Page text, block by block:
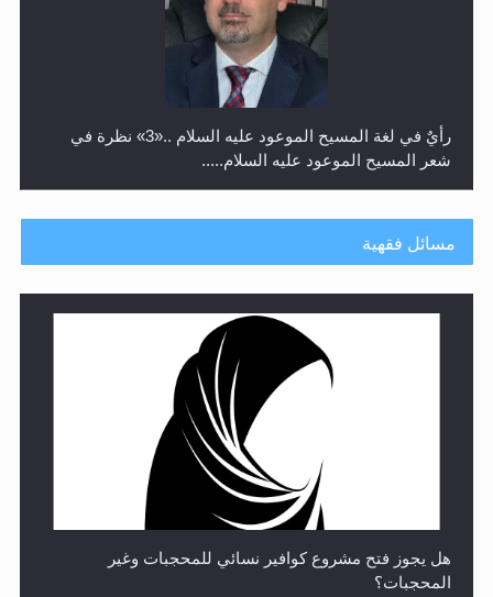
رأيٌ في لغة المسيح الموعود عليه السلام ..«3» نظرة في
شعر المسيح الموعود عليه السلام.....
**الحصن الحصين من وساوس المعارضين ...**...
مسائل فقهية
هل يجوز فتح مشروع كوافير نسائي للمحجبات وغير
المحجبات؟